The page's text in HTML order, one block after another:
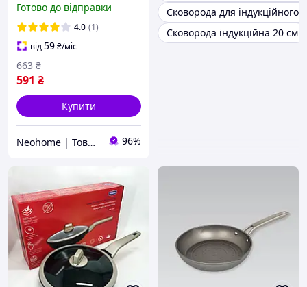
з індукційним дном,
Сковорода для смаження
Готово до відправки
4.0 (1)
від59₴/міс
591 ₴
663 ₴
Купити
Neohome | Товари для дому та дачі 96%
Сковорода для індукційного
Сковорода індукційна 20 см